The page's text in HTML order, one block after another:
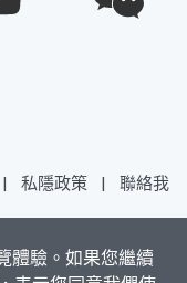
體驗。如果您繼續
| 私隱政策 |
聯絡我